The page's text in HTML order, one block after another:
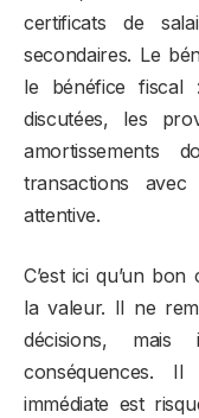
certificats de
secondaires. Le
le bénéfice fiscal
discutées, les
amortissements
transactions
attentive.
C’est ici qu’un
la valeur. Il ne
décisions,
conséquences. Il
immédiate est